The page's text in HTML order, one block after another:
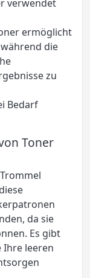
verwendet
ermöglicht
die
zu
Bedarf
Toner
da sie
Es gibt
Ihre leeren